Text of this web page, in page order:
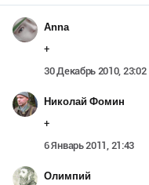
Anna
+
30 Декабрь 2010, 23:02
Николай Фомин
+
6 Январь 2011, 21:43
Олимпий